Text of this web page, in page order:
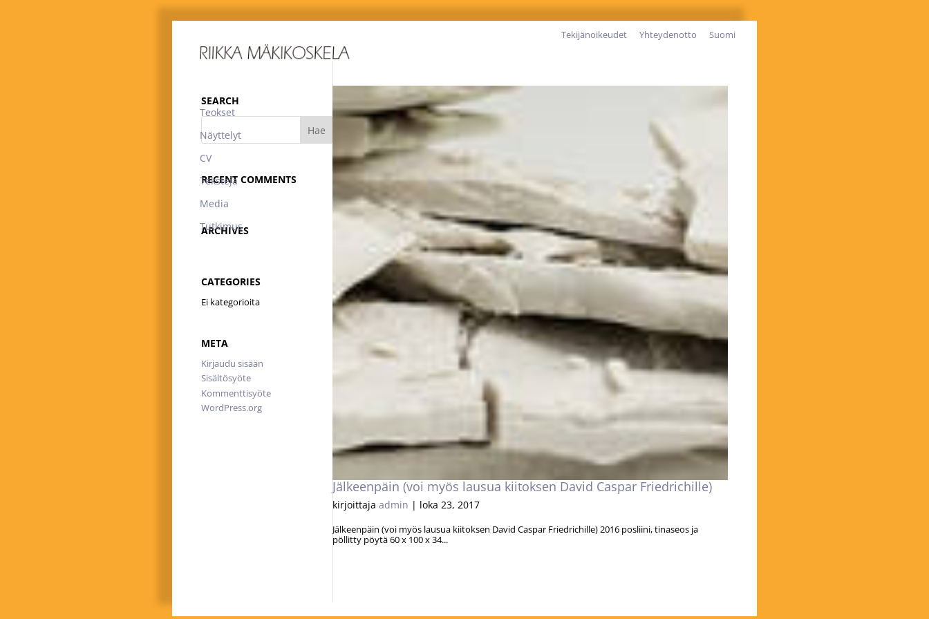
Tekijänoikeudet Yhteydenotto Suomi
Teokset
Näyttelyt
CV
Tekstejä
Media
Tutkimus
Jälkeenpäin (voi myös lausua kiitoksen David Caspar Friedrichille)
kirjoittajaadmin | loka 23, 2017
Jälkeenpäin (voi myös lausua kiitoksen David Caspar Friedrichille) 2016 posliini, tinaseos ja
pöllitty pöytä 60 x 100 x 34...
SEARCH
RECENT COMMENTS
ARCHIVES
CATEGORIES
Ei kategorioita
META
Kirjaudu sisään
Sisältösyöte
Kommenttisyöte
WordPress.org